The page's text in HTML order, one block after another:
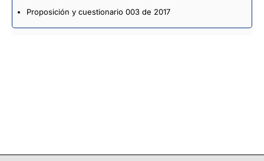
Proposición y cuestionario 003 de 2017